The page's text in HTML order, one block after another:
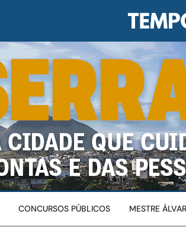
CONCURSOS PÚBLICOS MESTRE